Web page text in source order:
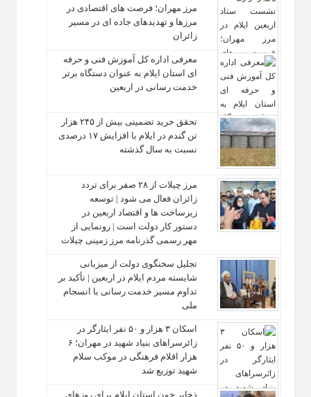
مرز مهران؛ فرصت‌ های اقتصادی در
مرزها و تهدیدهای جاده‌ ای در مسیر
زائران
معرفی اداره کل آموزش فنی و حرفه‌
ای استان ایلام به‌ عنوان دستگاه برتر
خدمت‌ رسانی در اربعین
تحقق خرید تضمینی بیش از ۲۴۵ هزار
تن گندم در ایلام با افزایش ۱۷ درصدی
نسبت به سال گذشته
مرز چیلات از ۲۸ صفر برای تردد
زائران فعال می‌ شود | توسعه
زیرساخت‌ ها و اقتصاد اربعین در
دستور کار دولت است | رونمایی از
مهر رسمی گذرنامه مرز زمینی چیلات
تجلیل سخنگوی دولت از میزبانی
شایسته مردم ایلام در اربعین | تأکید بر
تداوم مسیر خدمت‌ رسانی با انسجام
ملی
اسکان ۳ هزار و ۵۰ نفر ایثارگر در
زائرسراهای بنیاد شهید در مهران؛ ۶
هزار اقلام فرهنگی در موکب سلام
شهید توزیع شد
ذخایر خون استان ایلام برای روزهای